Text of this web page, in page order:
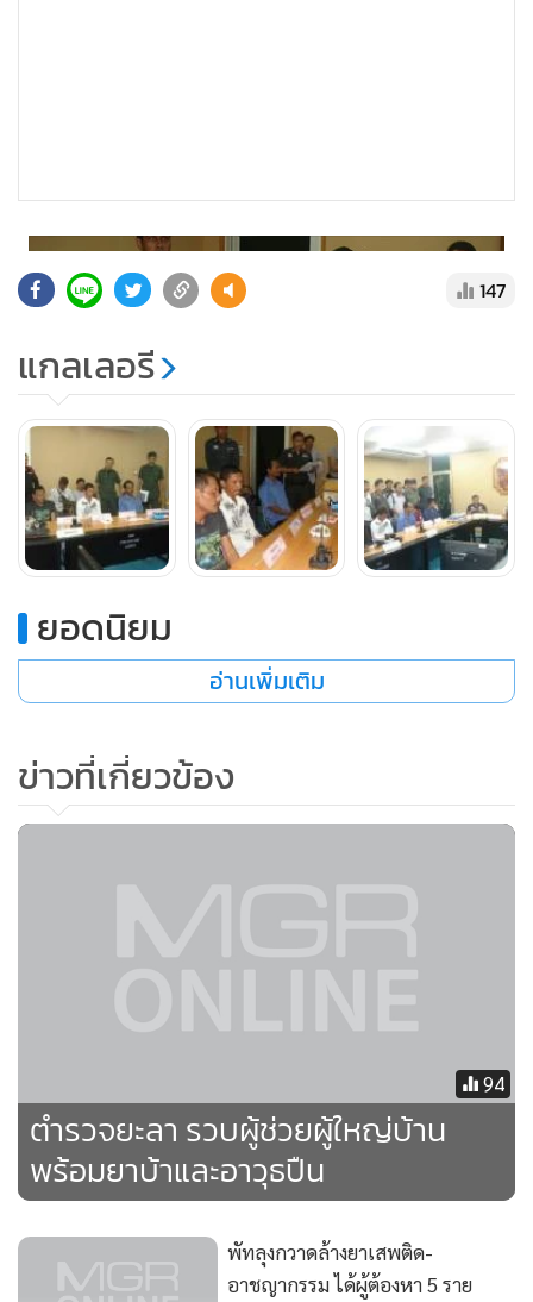
แสดงเพิ่มเติม
147
แกลเลอรี
ยอดนิยม
อ่านเพิ่มเติม
ข่าวที่เกี่ยวข้อง
94
ตำรวจยะลา รวบผู้ช่วยผู้ใหญ่บ้าน
พร้อมยาบ้าและอาวุธปืน
พัทลุงกวาดล้างยาเสพติด-
อาชญากรรม ได้ผู้ต้องหา 5 ราย